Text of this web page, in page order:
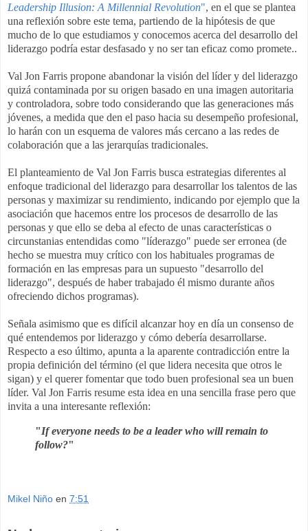
Leadership Illusion: A Millennial Revolution", en el que se plantea
una reflexión sobre este tema, partiendo de la hipótesis de que
mucho de lo que estudiamos y conocemos acerca del desarrollo del
liderazgo podría estar desfasado y no ser tan eficaz como promete..
Val Jon Farris propone abandonar la visión del líder y del liderazgo
quizá contaminada por su origen basado en una imagen autoritaria
y controladora, sobre todo considerando que las generaciones más
jóvenes, a medida que den el paso hacia su desempeño profesional,
lo harán con un esquema de valores más cercano a las redes de
colaboración que a las jerarquías tradicionales.
El planteamiento de Val Jon Farris busca estrategias diferentes al
enfoque tradicional del liderazgo para desarrollar los talentos de las
personas y maximizar su rendimiento, indicando por ejemplo que la
asociación que hacemos entre los procesos de desarrollo de las
personas y que ello se deba al efecto de unas características o
circunstanias entendidas como "líderazgo" puede ser erronea (de
hecho se muestra muy crítico con los habituales programas de
formación en las empresas para un supuesto "desarrollo del
liderazgo", después de haber trabajado él mismo durante años
ofreciendo dichos programas).
Señala asimismo que es difícil alcanzar hoy en día un consenso de
qué entendemos por liderazgo y cómo debería desarrollarse.
Respecto a eso último, apunta a la aparente contradicción entre la
propia definición del término (el que lidera necesita que otros le
sigan) y el querer fomentar que todo buen profesional sea un buen
líder. Val Jon Farris resume esta idea en una sencilla frase pero que
invita a una interesante reflexión:
"If everyone needs to be a leader who will remain to
follow?"
Mikel Niño en 7:51